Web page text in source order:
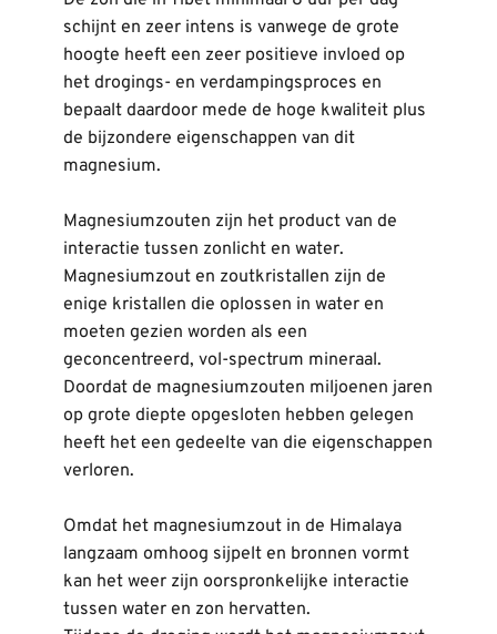
schijnt en zeer intens is vanwege de grote
hoogte heeft een zeer positieve invloed op
het drogings- en verdampingsproces en
bepaalt daardoor mede de hoge kwaliteit plus
de bijzondere eigenschappen van dit
magnesium.
Magnesiumzouten zijn het product van de
interactie tussen zonlicht en water.
Magnesiumzout en zoutkristallen zijn de
enige kristallen die oplossen in water en
moeten gezien worden als een
geconcentreerd, vol-spectrum mineraal.
Doordat de magnesiumzouten miljoenen jaren
op grote diepte opgesloten hebben gelegen
heeft het een gedeelte van die eigenschappen
verloren.
Omdat het magnesiumzout in de Himalaya
langzaam omhoog sijpelt en bronnen vormt
kan het weer zijn oorspronkelijke interactie
tussen water en zon hervatten.